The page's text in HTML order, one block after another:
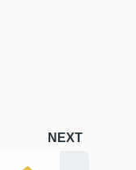
NEXT